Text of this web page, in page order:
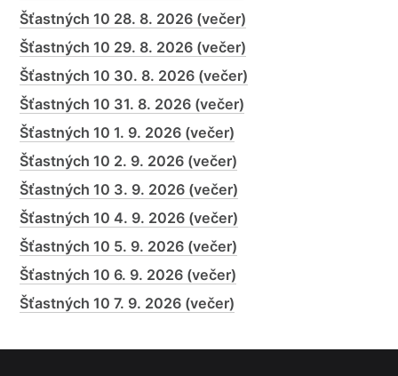
Šťastných 10 28. 8. 2026 (večer)
Šťastných 10 29. 8. 2026 (večer)
Šťastných 10 30. 8. 2026 (večer)
Šťastných 10 31. 8. 2026 (večer)
Šťastných 10 1. 9. 2026 (večer)
Šťastných 10 2. 9. 2026 (večer)
Šťastných 10 3. 9. 2026 (večer)
Šťastných 10 4. 9. 2026 (večer)
Šťastných 10 5. 9. 2026 (večer)
Šťastných 10 6. 9. 2026 (večer)
Šťastných 10 7. 9. 2026 (večer)